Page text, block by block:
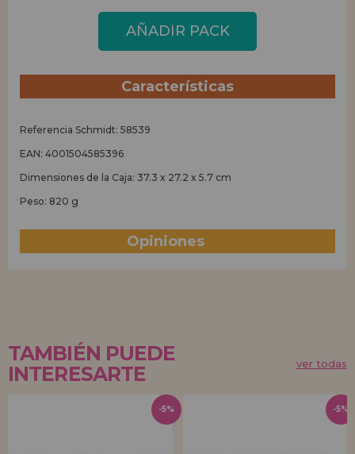
AÑADIR PACK
Características
Referencia Schmidt: 58539
EAN: 4001504585396
Dimensiones de la Caja: 37.3 x 27.2 x 5.7 cm
Peso: 820 g
Opiniones
TAMBIÉN PUEDE
INTERESARTE
ver todas
-5% -5%